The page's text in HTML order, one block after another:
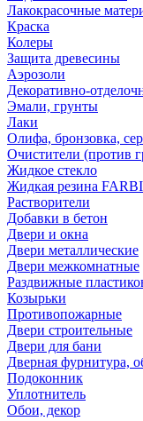
Лакокрасочные
Краска
Колеры
Защита древесины
Аэрозоли
Декоративно-
Эмали, грунты
Лаки
Олифа, бронзовка,
Очистители (против
Жидкое стекло
Жидкая резина
Растворители
Добавки в бетон
Двери и окна
Двери металлические
Двери межкомнатные
Раздвижные
Козырьки
Противопожарные
Двери строительные
Двери для бани
Дверная фурнитура,
Подоконник
Уплотнитель
Обои, декор